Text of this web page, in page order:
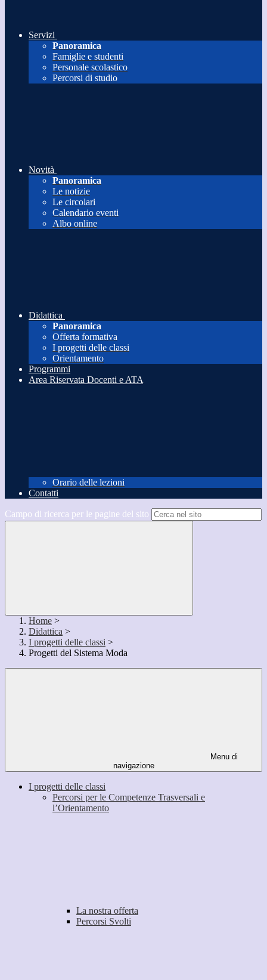
Servizi
Panoramica
Famiglie e studenti
Personale scolastico
Percorsi di studio
Novità
Panoramica
Le notizie
Le circolari
Calendario eventi
Albo online
Didattica
Panoramica
Offerta formativa
I progetti delle classi
Orientamento
Programmi
Area Riservata Docenti e ATA
Orario delle lezioni
Contatti
Campo di ricerca per le pagine del sito
Home >
Didattica >
I progetti delle classi >
Progetti del Sistema Moda
Menu di
navigazione
I progetti delle classi
Percorsi per le Competenze Trasversali e
l’Orientamento
La nostra offerta
Percorsi Svolti